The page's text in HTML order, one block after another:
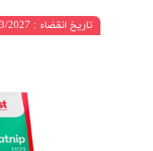
تاریخ انقضاء : 3/2027